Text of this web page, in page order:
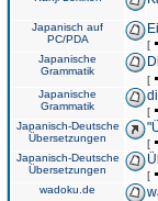
Japanisch auf
PC/PDA
[
Japanische
Grammatik
[
Japanische
Grammatik
[
Japanisch-Deutsche
Übersetzungen
[
Japanisch-Deutsche
Übersetzungen
[
wadoku.de